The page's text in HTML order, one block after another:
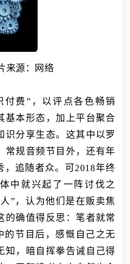
来源：网络
付费”，以评点各色畅销
基本形态，加上平台聚合
识分享生态。这其中以罗
常规音频节目外，还有年
，追随者众。可2018年终
中就兴起了一阵讨伐之
”，认为他们是在贩卖焦
的确值得反思：笔者就常
的节目后，感慨自己之无
知，暗自挥拳告诫自己得